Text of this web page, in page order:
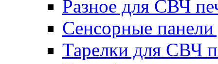
Разное для СВЧ
Сенсорные
Тарелки для СВЧ